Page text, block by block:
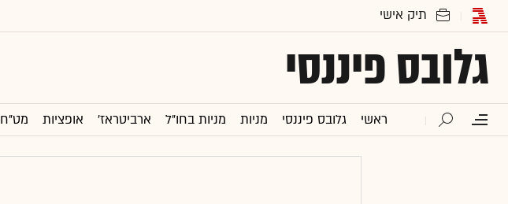
גלובס פיננסי
ראשי גלובס פיננסי מניות מניות בחו"ל ארביטראז' אופציות מט"ח